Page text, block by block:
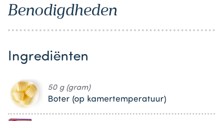
Benodigdheden
Ingrediënten
50 g (gram)
Boter (op kamertemperatuur)